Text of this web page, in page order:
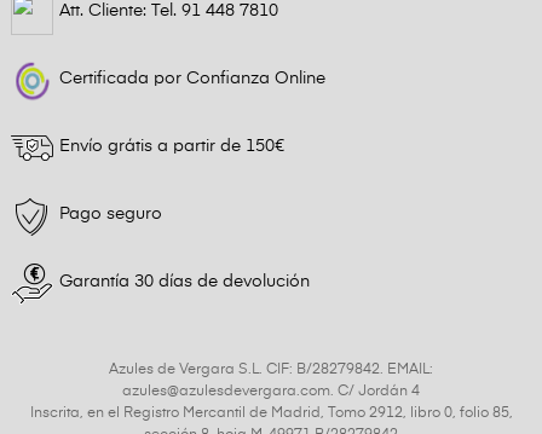
Att. Cliente: Tel. 91 448 7810
Certificada por Confianza Online
Envío grátis a partir de 150€
Pago seguro
Garantía 30 días de devolución
Azules de Vergara S.L. CIF: B/28279842. EMAIL:
azules@azulesdevergara.com. C/ Jordán 4
Inscrita, en el Registro Mercantil de Madrid, Tomo 2912, libro 0, folio 85,